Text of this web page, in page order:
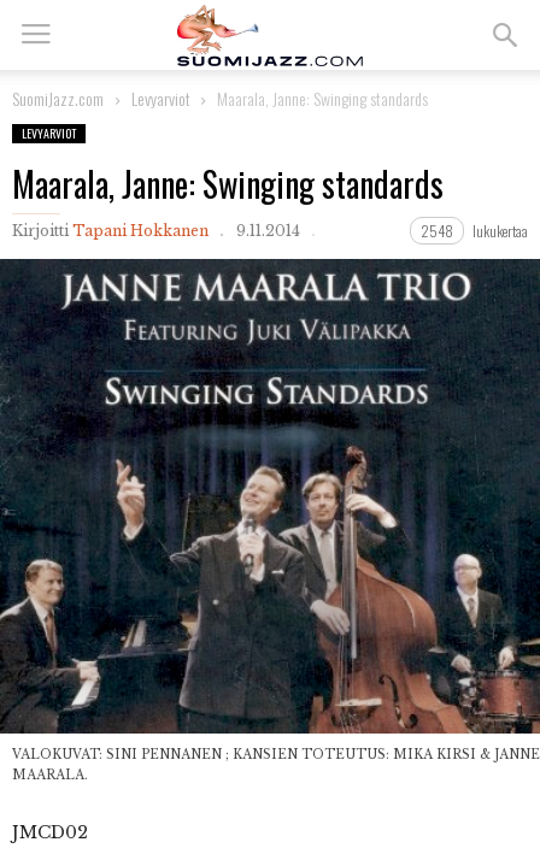
SuomiJazz.com Levyarviot Maarala, Janne: Swinging standards
LEVYARVIOT
Maarala, Janne: Swinging standards
Kirjoitti Tapani Hokkanen 9.11.2014 2548 lukukertaa
VALOKUVAT: SINI PENNANEN ; KANSIEN TOTEUTUS: MIKA KIRSI & JANNE
MAARALA.
JMCD02